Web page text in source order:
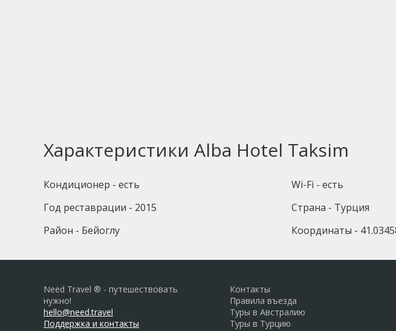
Характеристики Alba Hotel Taksim
Кондиционер - есть Wi-Fi - есть
Год реставрации - 2015
Страна - Турция
Район - Бейоглу
Координаты -
Need Travel ® - путешествовать
нужно!
hello@need.travel
Поддержка и контакты
Контакты
Правила въезда
Туры в Австралию
Туры в Турцию